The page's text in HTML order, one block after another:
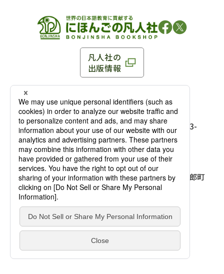
凡人社の本を見る
凡人社が出版した本を見る
凡人社の
出版情報
〒102-0093 東京都千代田区平河町 1-3-13 8F
TEL：03-3263-3959／FAX：03-3263-3116
麹町店
〒102-0093 東京都千代田区平河町1-3-
13 8F［アクセス］
TEL：03-3239-8673／FAX：03-3263-
3116
大阪店
〒541-0056 大阪府大阪市中央区久太郎町
4-2-10
大西ビルディング 1階［
TEL：06-4256-2684／FAX：03-6733-
7887
© Bonjinsha Co., LTD. All Rights Reserved.